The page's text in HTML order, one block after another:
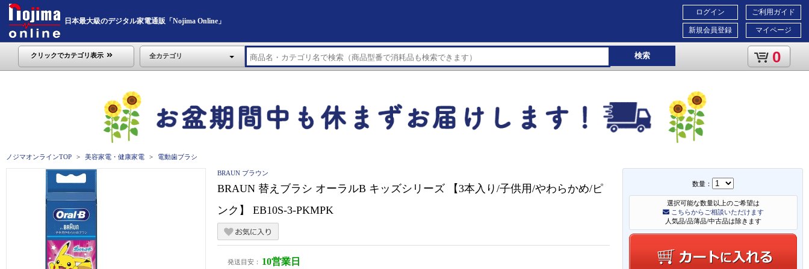
日本最大級のデジタル家電通販「Nojima Online」
ご利用ガイド
マイページ
ログイン
新規会員登録
クリックでカテゴリ表示 全カテゴリ 検索 0
ノジマオンラインTOP 美容家電・健康家電 電動歯ブラシ
数量：
選択可能な数量以上のご希望は
こちらからご相談いただけます
人気品/品薄品/中古品は除きます
BRAUN ブラウン
BRAUN 替えブラシ オーラルB キッズシリーズ 【3本入り/子供用/やわらかめ/ピ
ンク】 EB10S-3-PKMPK
発送目安： 10営業日